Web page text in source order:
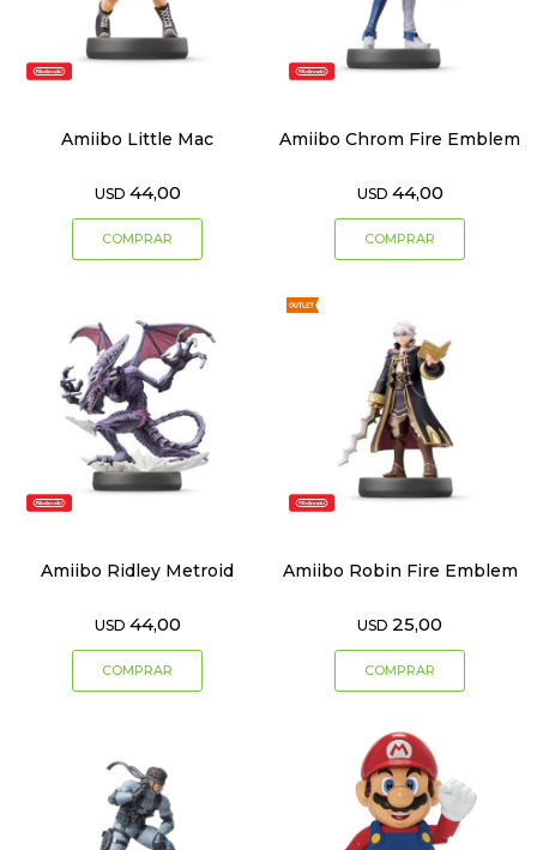
Amiibo Little Mac
USD 44,00
Amiibo Chrom Fire Emblem
USD 44,00
Amiibo Ridley Metroid
USD 44,00
Amiibo Robin Fire Emblem
USD 25,00